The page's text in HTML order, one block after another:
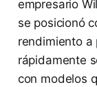
empresario
se posicionó
rendimiento a
rápidamente
con modelos